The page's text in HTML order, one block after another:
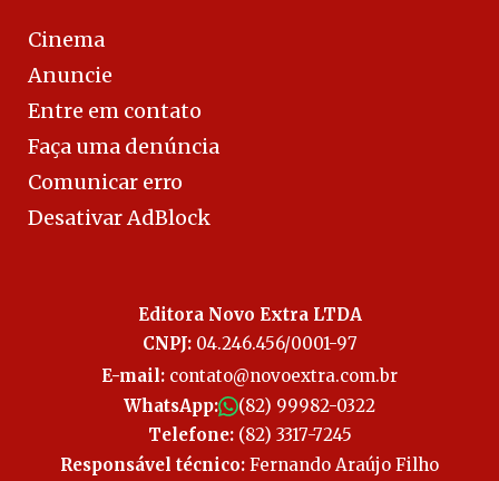
Cinema
Anuncie
Entre em contato
Faça uma denúncia
Comunicar erro
Desativar AdBlock
Editora Novo Extra LTDA
CNPJ:04.246.456/0001-97
E-mail: contato@novoextra.com.br
WhatsApp:
(82) 99982-0322
Telefone:(82) 3317-7245
Responsável técnico: Fernando Araújo Filho